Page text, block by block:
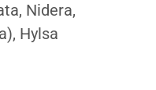
Nidera,
Hylsa